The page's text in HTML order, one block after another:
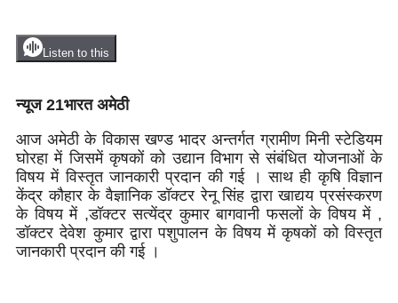
Listen to this
न्यूज 21भारत अमेठी
आज अमेठी के विकास खण्ड भादर अन्तर्गत ग्रामीण मिनी स्टेडियम
घोरहा में जिसमें कृषकों को उद्यान विभाग से संबंधित योजनाओं के
विषय में विस्तृत जानकारी प्रदान की गई । साथ ही कृषि विज्ञान
केंद्र कौहार के वैज्ञानिक डॉक्टर रेनू सिंह द्वारा खाद्यय प्रसंस्करण
के विषय में ,डॉक्टर सत्येंद्र कुमार बागवानी फसलों के विषय में ,
डॉक्टर देवेश कुमार द्वारा पशुपालन के विषय में कृषकों को विस्तृत
जानकारी प्रदान की गई ।